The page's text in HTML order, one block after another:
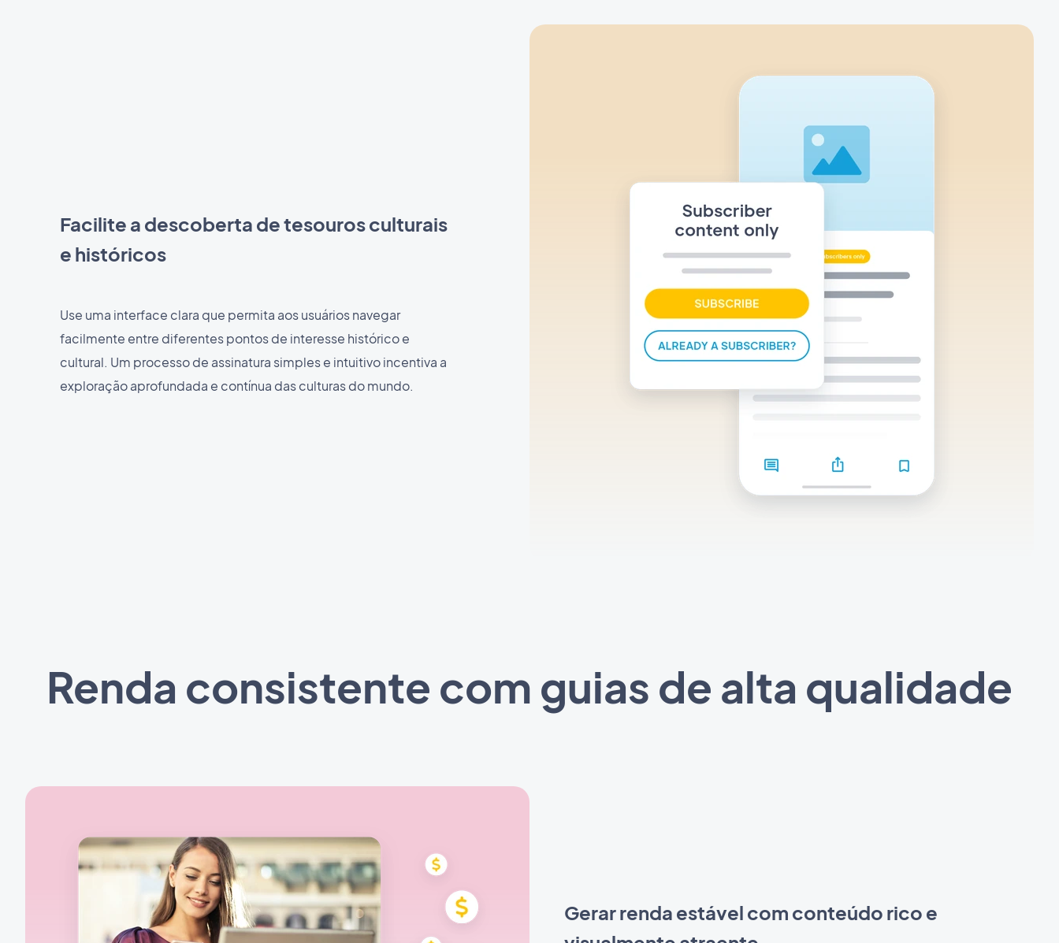
Facilite a descoberta de tesouros culturais
e históricos
Use uma interface clara que permita aos usuários navegar
facilmente entre diferentes pontos de interesse histórico e
cultural. Um processo de assinatura simples e intuitivo incentiva a
exploração aprofundada e contínua das culturas do mundo.
Renda consistente com guias de alta qualidade
Gerar renda estável com conteúdo rico e